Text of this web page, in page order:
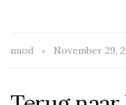
nuod November 29,